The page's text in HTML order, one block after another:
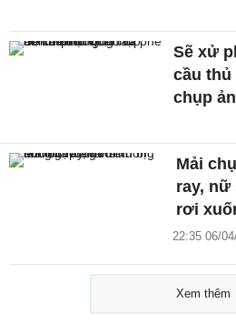
Sẽ xử
cầu thủ
chụp
Mải
ray, nữ
rơi
22:35 06/
Xem thêm